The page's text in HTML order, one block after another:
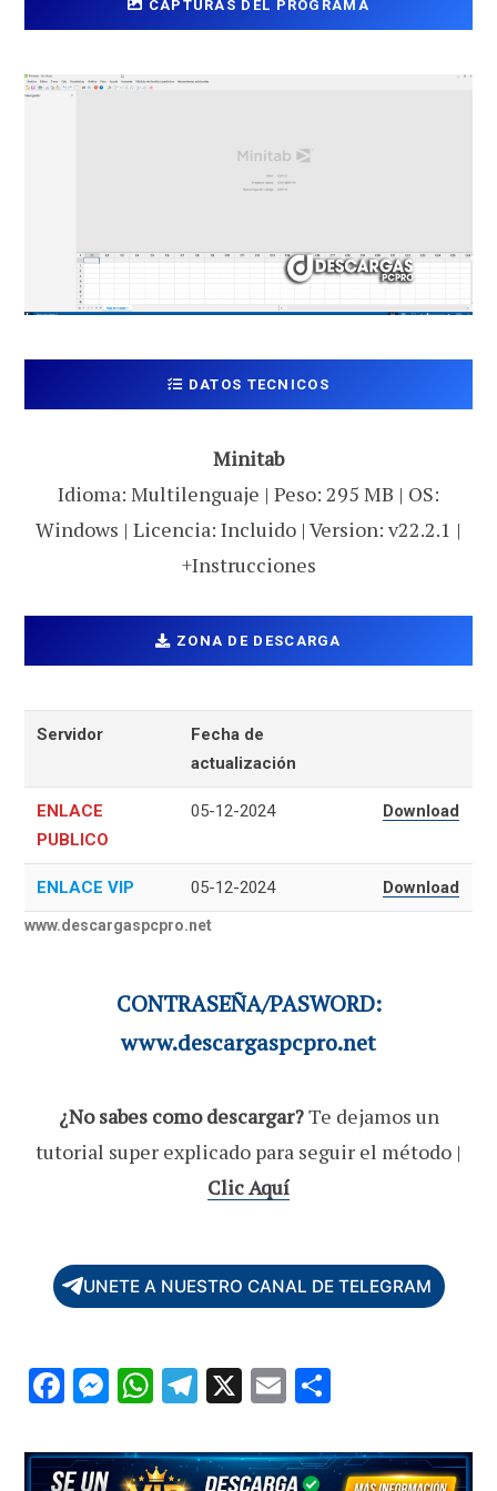
CAPTURAS DEL PROGRAMA
DATOS TECNICOS
Minitab
Idioma: Multilenguaje | Peso: 295 MB | OS:
Windows | Licencia: Incluido | Version: v22.2.1 |
+Instrucciones
ZONA DE DESCARGA
Servidor
Fecha de
actualización
ENLACE
PUBLICO
05-12-2024 Download
ENLACE VIP 05-12-2024 Download
www.descargaspcpro.net
CONTRASEÑA/PASWORD:
www.descargaspcpro.net
¿No sabes como descargar?Te dejamos un
tutorial super explicado para seguir el método |
Clic Aquí
UNETE A NUESTRO CANAL DE TELEGRAM
F
e
M
se
W
at
T
e
X E
ai m